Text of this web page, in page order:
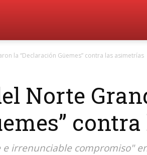
la “Declaración Güemes” contra las asimetrías
Norte
irrenunciable compromiso"